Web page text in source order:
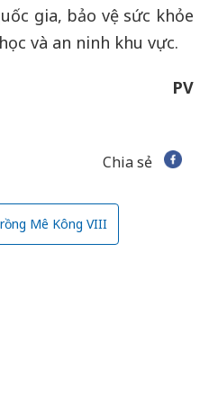
gia, bảo vệ sức khỏe
và an ninh khu vực.
PV
Chia sẻ
Mê Kông VIII